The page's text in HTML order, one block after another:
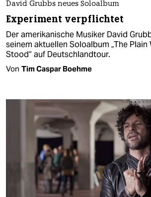
David Grubbs neues Soloalbum
Experiment verpflichtet
Der amerikanische Musiker David
seinem aktuellen Soloalbum „The Plain
Stood“ auf Deutschlandtour.
Von Tim Caspar Boehme